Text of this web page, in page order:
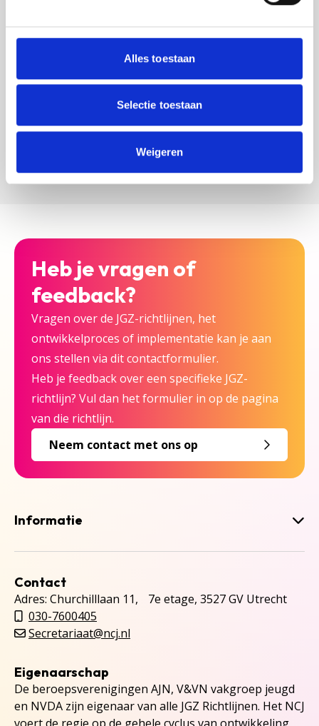
Alles toestaan
Selectie toestaan
Weigeren
Ik ga akkoord dat mijn gegevens
worden gedeeld met de
zijn bij deze JGZ-richtlijn.
Versturen
Heb je vragen of
feedback?
Vragen over de JGZ-richtlijnen, het
ontwikkelproces of implementatie kan je aan
ons stellen via dit contactformulier.
Heb je feedback over een specifieke JGZ-
richtlijn? Vul dan het formulier in op de pagina
van die richtlijn.
Neem contact met ons op
Informatie
Contact
Adres: Churchilllaan 11, 7e etage, 3527 GV Utrecht
030-7600405
Secretariaat@ncj.nl
Eigenaarschap
De beroepsverenigingen AJN, V&VN vakgroep jeugd
en NVDA zijn eigenaar van alle JGZ Richtlijnen. Het NCJ